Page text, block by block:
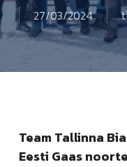
27/03/2024
Team Tallinna
Eesti Gaas